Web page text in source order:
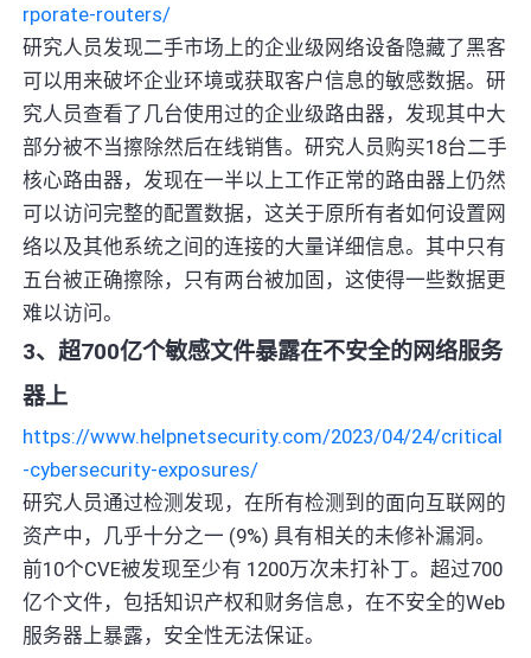
rporate-routers/
研究人员发现二手市场上的企业级网络设备隐藏了黑客
可以用来破坏企业环境或获取客户信息的敏感数据。研
究人员查看了几台使用过的企业级路由器，发现其中大
部分被不当擦除然后在线销售。研究人员购买18台二手
核心路由器，发现在一半以上工作正常的路由器上仍然
可以访问完整的配置数据，这关于原所有者如何设置网
络以及其他系统之间的连接的大量详细信息。其中只有
五台被正确擦除，只有两台被加固，这使得一些数据更
难以访问。
3、超700亿个敏感文件暴露在不安全的网络服务
器上
https://www.helpnetsecurity.com/2023/04/24/critical
-cybersecurity-exposures/
研究人员通过检测发现，在所有检测到的面向互联网的
资产中，几乎十分之一 (9%) 具有相关的未修补漏洞。
前10个CVE被发现至少有 1200万次未打补丁。超过700
亿个文件，包括知识产权和财务信息，在不安全的Web
服务器上暴露，安全性无法保证。